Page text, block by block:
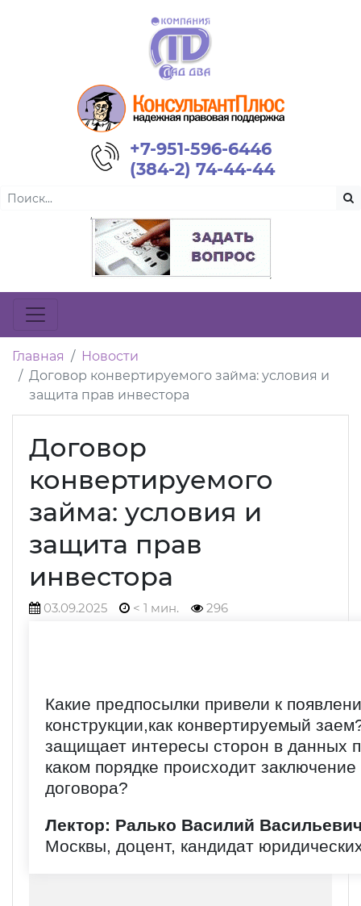
+7-951-596-6446
(384-2) 74-44-44
Главная
Новости
Договор конвертируемого займа: условия и
защита прав инвестора
Договор
конвертируемого
займа: условия и
защита прав
инвестора
03.09.2025 < 1 мин. 296
Какие предпосылки привели к
конструкции,как конвертируемый
защищает интересы сторон в данных
каком порядке происходит
договора?
Лектор: Ралько Василий
Москвы, доцент, кандидат